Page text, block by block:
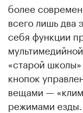
более
всего лишь два
себя функции
«старой
кнопок
вещами —
режимами езды.